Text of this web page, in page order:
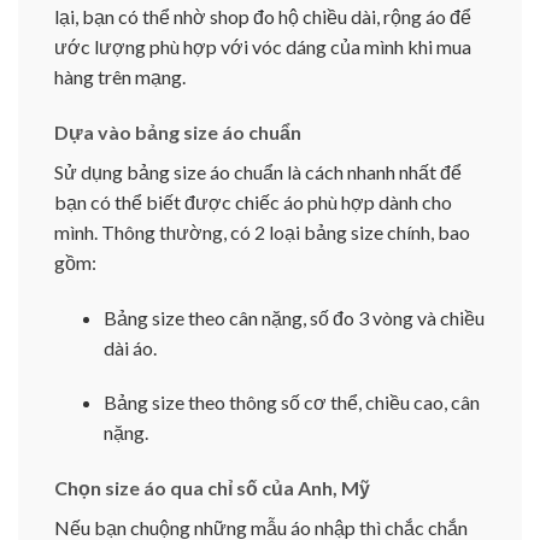
lại, bạn có thể nhờ shop đo hộ chiều dài, rộng áo để
ước lượng phù hợp với vóc dáng của mình khi mua
hàng trên mạng.
Dựa vào bảng size áo chuẩn
Sử dụng bảng size áo chuẩn là cách nhanh nhất để
bạn có thể biết được chiếc áo phù hợp dành cho
mình. Thông thường, có 2 loại bảng size chính, bao
gồm:
Bảng size theo cân nặng, số đo 3 vòng và chiều
dài áo.
Bảng size theo thông số cơ thể, chiều cao, cân
nặng.
Chọn size áo qua chỉ số của Anh, Mỹ
Nếu bạn chuộng những mẫu áo nhập thì chắc chắn